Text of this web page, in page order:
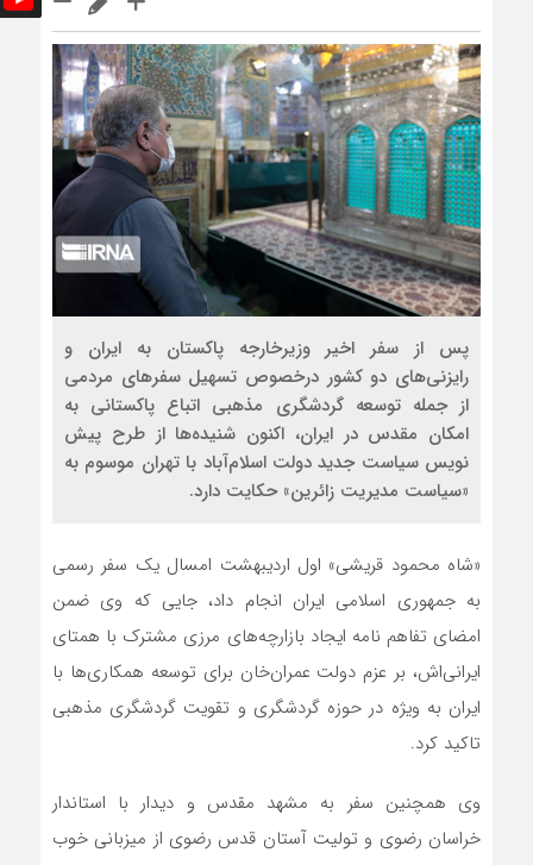
پس از سفر اخیر وزیرخارجه پاکستان به ایران و
رایزنی‌های دو کشور درخصوص تسهیل سفرهای مردمی
از جمله توسعه گردشگری مذهبی اتباع پاکستانی به
امکان مقدس در ایران، اکنون شنیده‌ها از طرح پیش
نویس سیاست جدید دولت اسلام‌آباد با تهران موسوم به
«سیاست مدیریت زائرین» حکایت دارد.
«شاه محمود قریشی» اول اردیبهشت امسال یک سفر رسمی
به جمهوری اسلامی ایران انجام داد، جایی که وی ضمن
امضای تفاهم نامه ایجاد بازارچه‌های مرزی مشترک با همتای
ایرانی‌اش، بر عزم دولت عمران‌خان برای توسعه همکاری‌ها با
ایران به ویژه در حوزه گردشگری و تقویت گردشگری مذهبی
تاکید کرد.
وی همچنین سفر به مشهد مقدس و دیدار با استاندار
خراسان رضوی و تولیت آستان قدس رضوی از میزبانی خوب